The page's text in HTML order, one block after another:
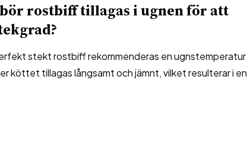
rostbiff tillagas i ugnen för att
stekt rostbiff rekommenderas en ugnstemperatur
köttet tillagas långsamt och jämnt, vilket resulterar i en